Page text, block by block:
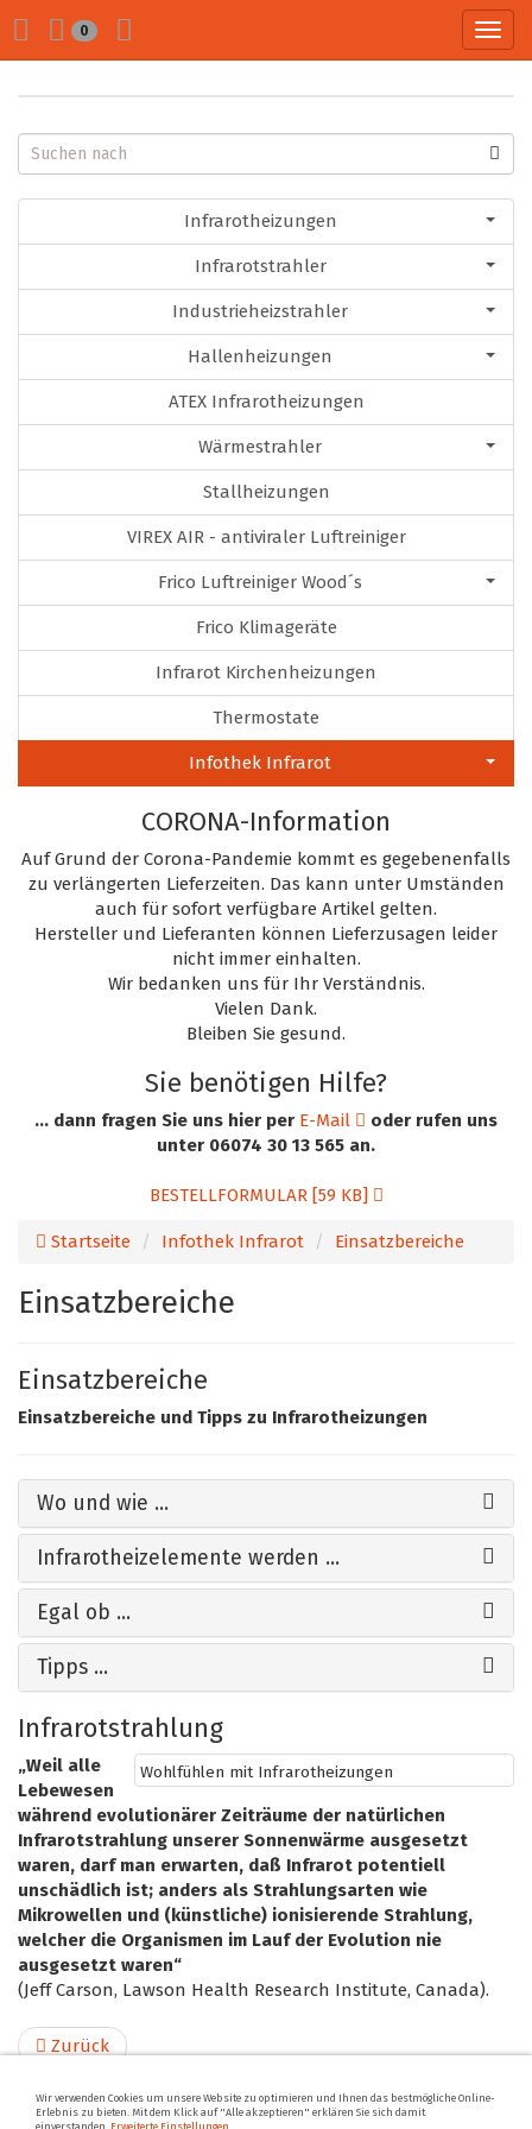
0
Infrarotheizungen
Infrarotstrahler
Industrieheizstrahler
Hallenheizungen
ATEX Infrarotheizungen
Wärmestrahler
Stallheizungen
VIREX AIR - antiviraler Luftreiniger
Frico Luftreiniger Wood´s
Frico Klimageräte
Infrarot Kirchenheizungen
Thermostate
Infothek Infrarot
CORONA-Information
Auf Grund der Corona-Pandemie kommt es gegebenenfalls
zu verlängerten Lieferzeiten. Das kann unter Umständen
auch für sofort verfügbare Artikel gelten.
Hersteller und Lieferanten können Lieferzusagen leider
nicht immer einhalten.
Wir bedanken uns für Ihr Verständnis.
Vielen Dank.
Bleiben Sie gesund.
Sie benötigen Hilfe?
... dann fragen Sie uns hier per E-Mail
oder rufen uns
unter 06074 30 13 565 an.
BESTELLFORMULAR [59 KB]
Startseite Infothek Infrarot Einsatzbereiche
Einsatzbereiche
Einsatzbereiche
Einsatzbereiche und Tipps zu Infrarotheizungen
Wo und wie ...
Infrarotheizelemente werden ...
Egal ob ...
Tipps ...
Infrarotstrahlung
Wohlfühlen mit Infrarotheizungen
„Weil alle
Lebewesen
während evolutionärer Zeiträume der natürlichen
Infrarotstrahlung unserer Sonnenwärme ausgesetzt
waren, darf man erwarten, daß Infrarot potentiell
unschädlich ist; anders als Strahlungsarten wie
Mikrowellen und (künstliche) ionisierende Strahlung,
welcher die Organismen im Lauf der Evolution nie
ausgesetzt waren“
(Jeff Carson, Lawson Health Research Institute, Canada).
Zurück
Wir verwenden Cookies um unsere Website zu optimieren und Ihnen das bestmögliche Online-
Erlebnis zu bieten. Mit dem Klick auf "Alle akzeptieren" erklären Sie sich damit
einverstanden. Erweiterte Einstellungen